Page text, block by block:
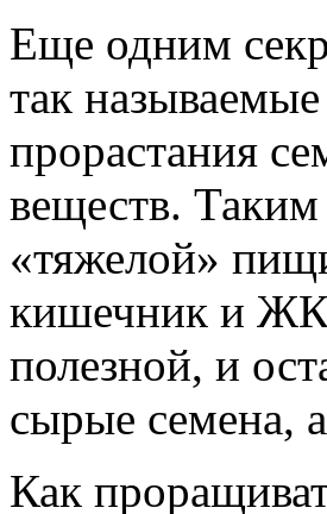
Еще одним
так
прорастания
веществ.
«тяжелой»
кишечник и
полезной, и
сырые семена,
Как